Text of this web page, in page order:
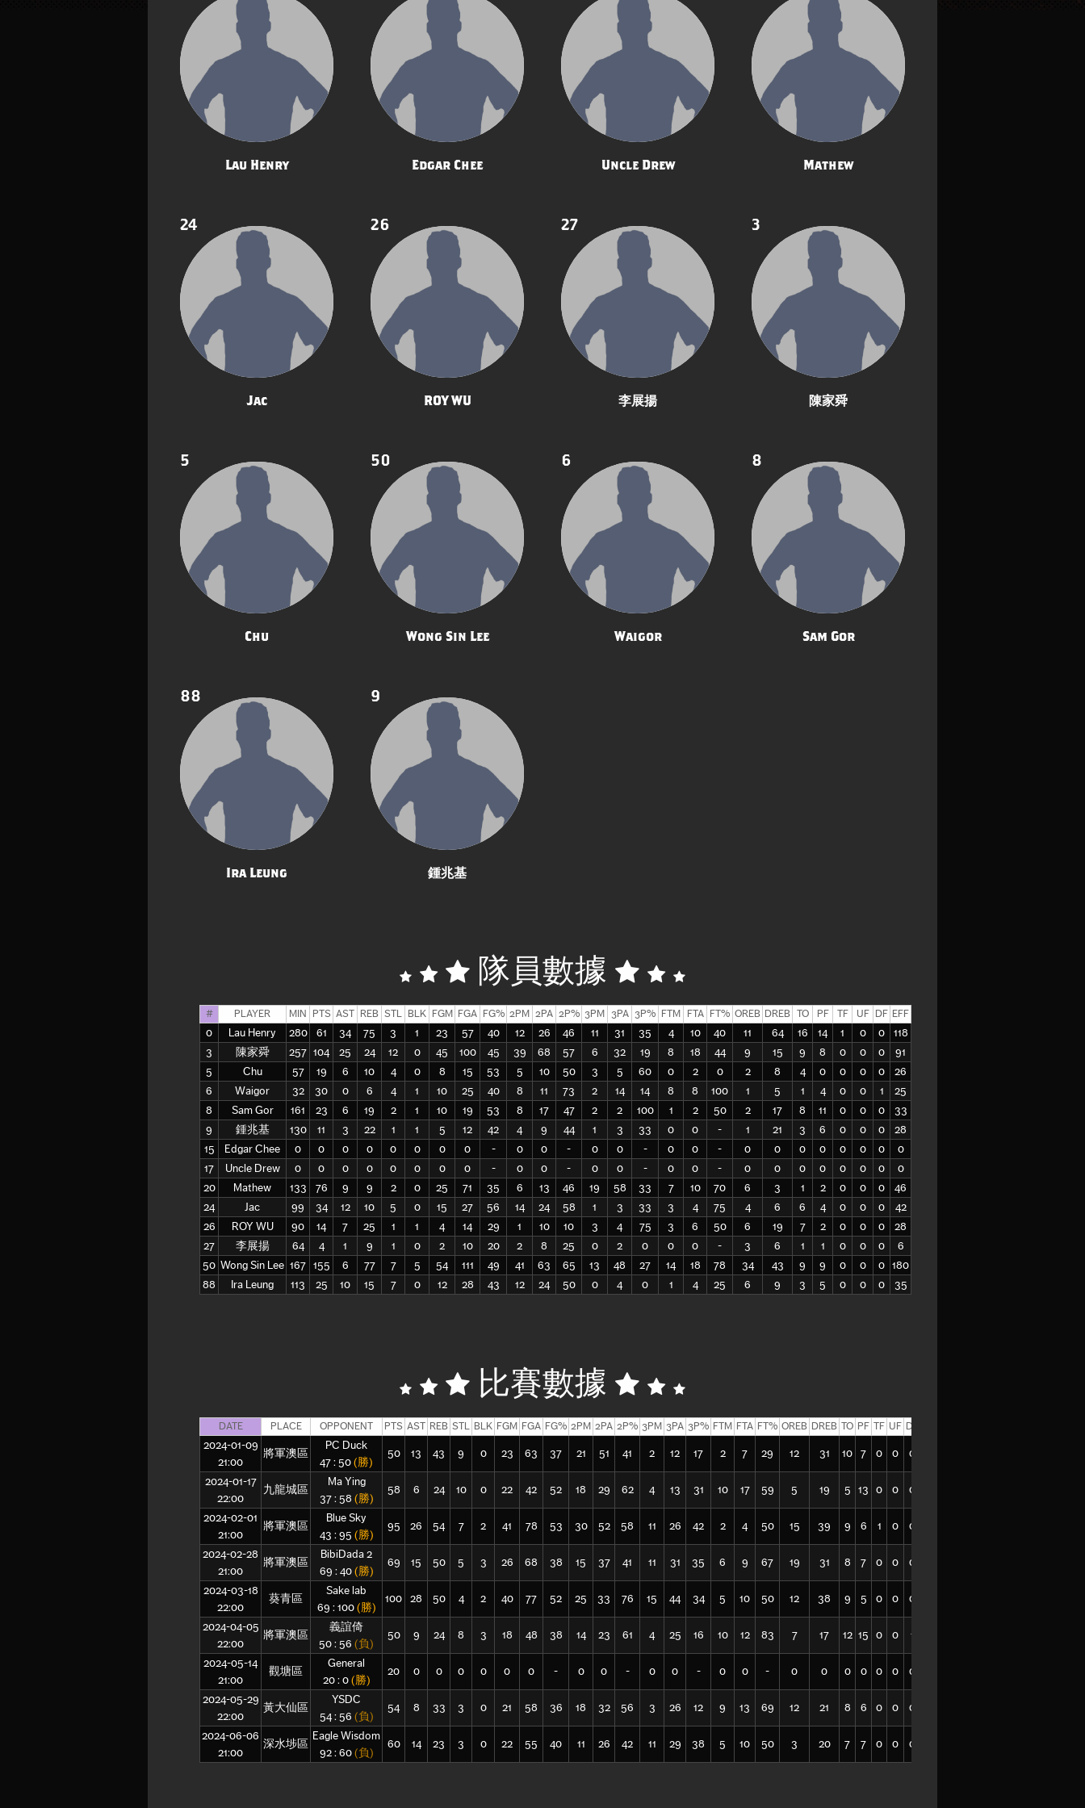
Lau Henry Edgar Chee Uncle Drew Mathew
24
Jac
26
ROY WU
27
李展揚
3
陳家舜
5
Chu
50
Wong Sin Lee
6
Waigor
8
Sam Gor
88
Ira Leung
9
鍾兆基
隊員數據
# PLAYER MIN PTS AST REB STL BLK FGM FGA FG% 2PM 2PA 2P% 3PM 3PA 3P% FTM FTA FT% OREB DREB TO PF TF UF DF EFF
0 Lau Henry 280 61 34 75 3 1 23 57 40 12 26 46 11 31 35 4 10 40 11 64 16 14 1 0 0
118
3
陳家舜 257 104 25 24 12 0 45 100 45 39 68 57 6 32 19 8 18 44 9 15 9 8 0 0 0
91
5
Chu 57 19 6 10 4 0 8 15 53 5 10 50 3 5 60 0 2 0 2 8 4 0 0 0 0
26
6
Waigor 32 30 0 6 4 1 10 25 40 8 11 73 2 14 14 8 8 100 1 5 1 4 0 0 1
25
8
Sam Gor 161 23 6 19 2 1 10 19 53 8 17 47 2 2 100 1 2 50 2 17 8 11 0 0 0
33
9
鍾兆基 130 11 3 22 1 1 5 12 42 4 9 44 1 3 33 0 0 - 1 21 3 6 0 0 0
28
15
Edgar Chee 0 0 0 0 0 0 0 0 - 0 0 - 0 0 - 0 0 - 0 0 0 0 0 0 0
0
17
Uncle Drew 0 0 0 0 0 0 0 0 - 0 0 - 0 0 - 0 0 - 0 0 0 0 0 0 0
0
20
Mathew 133 76 9 9 2 0 25 71 35 6 13 46 19 58 33 7 10 70 6 3 1 2 0 0 0
46
24
Jac 99 34 12 10 5 0 15 27 56 14 24 58 1 3 33 3 4 75 4 6 6 4 0 0 0
42
26
ROY WU 90 14 7 25 1 1 4 14 29 1 10 10 3 4 75 3 6 50 6 19 7 2 0 0 0
28
27
李展揚 64 4 1 9 1 0 2 10 20 2 8 25 0 2 0 0 0 - 3 6 1 1 0 0 0
6
50 Wong Sin Lee 167 155 6 77 7 5 54 111 49 41 63 65 13 48 27 14 18 78 34 43 9 9 0 0 0 180
88
Ira Leung 113 25 10 15 7 0 12 28 43 12 24 50 0 4 0 1 4 25 6 9 3 5 0 0 0 35
比賽數據
DATE PLACE OPPONENT PTS AST REB STL BLK FGM FGA FG% 2PM 2PA 2P% 3PM 3PA 3P% FTM FTA FT% OREB DREB TO PF TF UF DF
2024-01-09
21:00
將軍澳區
PC Duck
47 : 50 (勝)
50 13 43 9 0 23 63 37 21 51 41 2 12 17 2 7 29 12 31 10 7 0 0 0
2024-01-17
22:00
九龍城區
Ma Ying
37 : 58 (勝)
58 6 24 10 0 22 42 52 18 29 62 4 13 31 10 17 59 5 19 5 13 0 0 0
2024-02-01
21:00
將軍澳區
Blue Sky
43 : 95 (勝)
95 26 54 7 2 41 78 53 30 52 58 11 26 42 2 4 50 15 39 9 6 1 0 0
2024-02-28
21:00
將軍澳區
BibiDada 2
69 : 40 (勝)
69 15 50 5 3 26 68 38 15 37 41 11 31 35 6 9 67 19 31 8 7 0 0 0
2024-03-18
22:00
葵青區
Sake lab
69 : 100 (勝)
100 28 50 4 2 40 77 52 25 33 76 15 44 34 5 10 50 12 38 9 5 0 0 0
2024-04-05
22:00
將軍澳區
義誼倚
50 : 56 (負)
50 9 24 8 3 18 48 38 14 23 61 4 25 16 10 12 83 7 17 12 15 0 0 1
2024-05-14
21:00
觀塘區
General
20 : 0 (勝)
20 0 0 0 0 0 0 - 0 0 - 0 0 - 0 0 - 0 0 0 0 0 0 0
2024-05-29
22:00
黃大仙區
YSDC
54 : 56 (負)
54 8 33 3 0 21 58 36 18 32 56 3 26 12 9 13 69 12 21 8 6 0 0 0
2024-06-06
21:00
深水埗區
Eagle Wisdom
92 : 60 (負)
60 14 23 3 0 22 55 40 11 26 42 11 29 38 5 10 50 3 20 7 7 0 0 0